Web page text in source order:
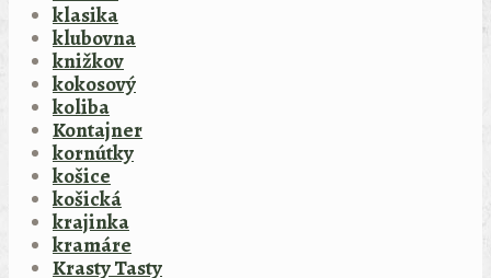
klasika
klubovna
knižkov
kokosový
koliba
Kontajner
kornútky
košice
košická
krajinka
kramáre
Krasty Tasty